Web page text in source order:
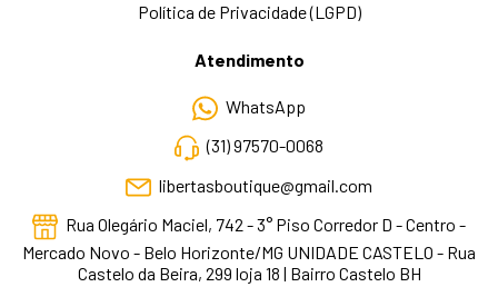
Política de Privacidade (LGPD)
Atendimento
WhatsApp
(31) 97570-0068
libertasboutique@gmail.com
Rua Olegário Maciel, 742 - 3° Piso Corredor D - Centro -
Mercado Novo - Belo Horizonte/MG UNIDADE CASTELO - Rua
Castelo da Beira, 299 loja 18 | Bairro Castelo BH